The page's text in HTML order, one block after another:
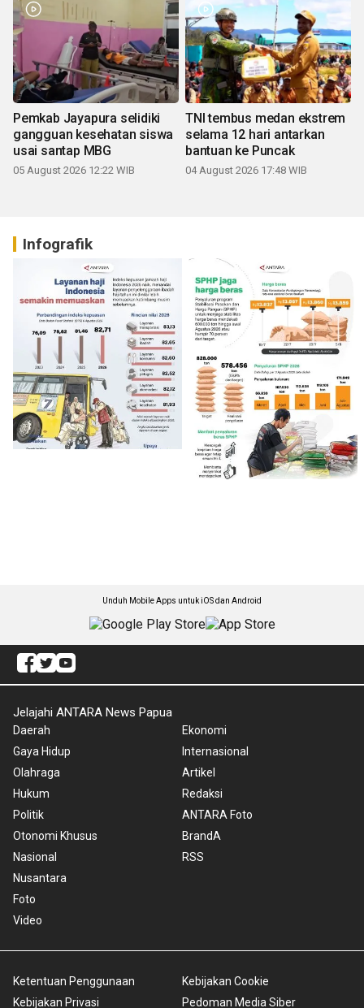
Pemkab Jayapura selidiki
gangguan kesehatan siswa
usai santap MBG
05 August 2026 12:22 WIB
TNI tembus medan ekstrem
selama 12 hari antarkan
bantuan ke Puncak
04 August 2026 17:48 WIB
Infografik
Unduh Mobile Apps untuk iOS dan Android
Jelajahi ANTARA News Papua
Daerah
Gaya Hidup
Olahraga
Hukum
Politik
Otonomi Khusus
Nasional
Nusantara
Foto
Video
Ekonomi
Internasional
Artikel
Redaksi
ANTARA Foto
BrandA
RSS
Ketentuan Penggunaan
Kebijakan Privasi
Kebijakan Cookie
Pedoman Media Siber